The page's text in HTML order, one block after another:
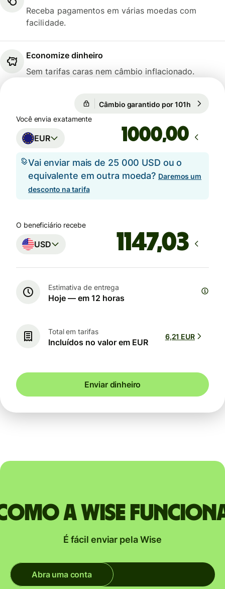
Receba pagamentos em várias moedas com
facilidade.
Economize dinheiro
Sem tarifas caras nem câmbio inflacionado.
Câmbio garantido por 101h
Você envia exatamente
EUR ,00
Vai enviar mais de 25 000 USD ou o
equivalente em outra moeda? Daremos um
desconto na tarifa
O beneficiário recebe
USD
Estimativa de entrega
Hoje — em 12 horas
Total em tarifas
Incluídos no valor em EUR
6,21 EUR
Enviar dinheiro
a Wise
É fácil enviar pela Wise
Abra uma conta